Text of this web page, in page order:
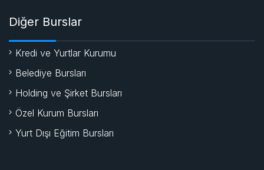
Diğer Burslar
Kredi ve Yurtlar Kurumu
Belediye Bursları
Holding ve Şirket Bursları
Özel Kurum Bursları
Yurt Dışı Eğitim Bursları